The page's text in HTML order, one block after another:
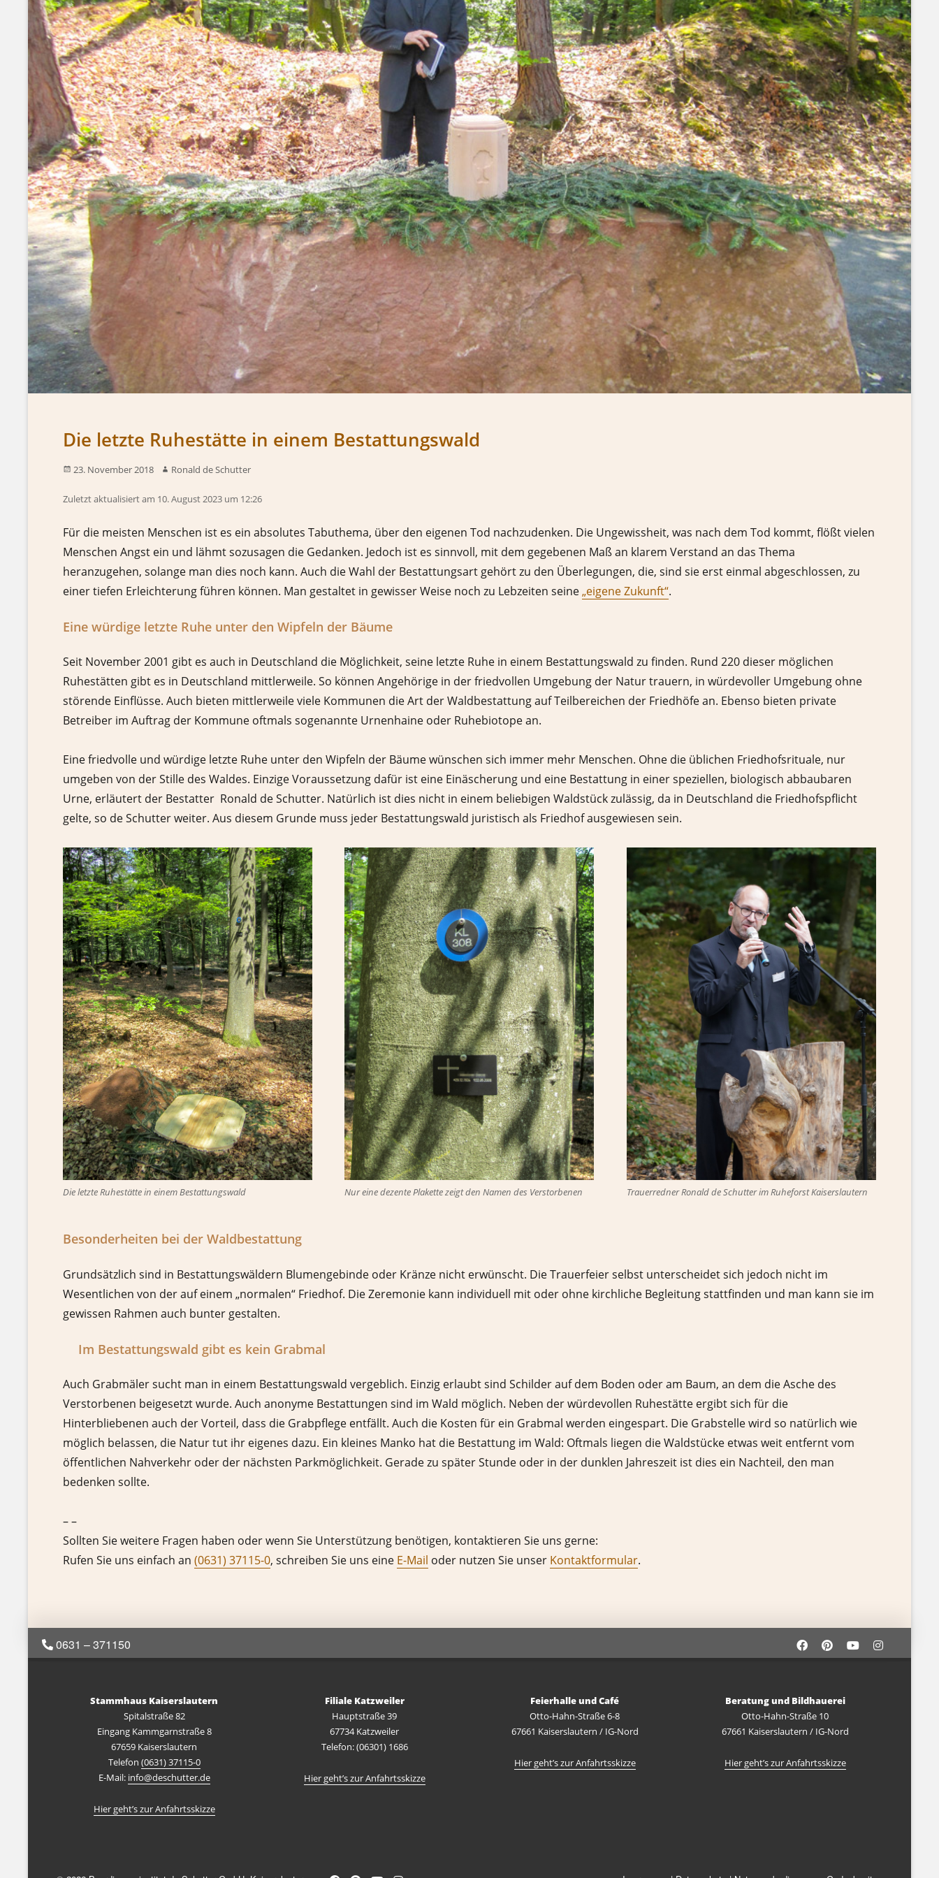
Die letzte Ruhestätte in einem Bestattungswald
23. November 2018 Ronald de Schutter
Zuletzt aktualisiert am 10. August 2023 um 12:26
Für die meisten Menschen ist es ein absolutes Tabuthema, über den eigenen Tod nachzudenken. Die Ungewissheit, was nach dem Tod kommt, flößt vielen
Menschen Angst ein und lähmt sozusagen die Gedanken. Jedoch ist es sinnvoll, mit dem gegebenen Maß an klarem Verstand an das Thema
heranzugehen, solange man dies noch kann. Auch die Wahl der Bestattungsart gehört zu den Überlegungen, die, sind sie erst einmal abgeschlossen, zu
einer tiefen Erleichterung führen können. Man gestaltet in gewisser Weise noch zu Lebzeiten seine„eigene Zukunft“.
Eine würdige letzte Ruhe unter den Wipfeln der Bäume
Seit November 2001 gibt es auch in Deutschland die Möglichkeit, seine letzte Ruhe in einem Bestattungswald zu finden. Rund 220 dieser möglichen
Ruhestätten gibt es in Deutschland mittlerweile. So können Angehörige in der friedvollen Umgebung der Natur trauern, in würdevoller Umgebung ohne
störende Einflüsse. Auch bieten mittlerweile viele Kommunen die Art der Waldbestattung auf Teilbereichen der Friedhöfe an. Ebenso bieten private
Betreiber im Auftrag der Kommune oftmals sogenannte Urnenhaine oder Ruhebiotope an.
Eine friedvolle und würdige letzte Ruhe unter den Wipfeln der Bäume wünschen sich immer mehr Menschen. Ohne die üblichen Friedhofsrituale, nur
umgeben von der Stille des Waldes. Einzige Voraussetzung dafür ist eine Einäscherung und eine Bestattung in einer speziellen, biologisch abbaubaren
Urne, erläutert der Bestatter Ronald de Schutter. Natürlich ist dies nicht in einem beliebigen Waldstück zulässig, da in Deutschland die Friedhofspflicht
gelte, so de Schutter weiter. Aus diesem Grunde muss jeder Bestattungswald juristisch als Friedhof ausgewiesen sein.
Die letzte Ruhestätte in einem Bestattungswald Nur eine dezente Plakette zeigt den Namen des Verstorbenen Trauerredner Ronald de Schutter im Ruheforst Kaiserslautern
Besonderheiten bei der Waldbestattung
Grundsätzlich sind in Bestattungswäldern Blumengebinde oder Kränze nicht erwünscht. Die Trauerfeier selbst unterscheidet sich jedoch nicht im
Wesentlichen von der auf einem „normalen“ Friedhof. Die Zeremonie kann individuell mit oder ohne kirchliche Begleitung stattfinden und man kann sie im
gewissen Rahmen auch bunter gestalten.
Im Bestattungswald gibt es kein Grabmal
Auch Grabmäler sucht man in einem Bestattungswald vergeblich. Einzig erlaubt sind Schilder auf dem Boden oder am Baum, an dem die Asche des
Verstorbenen beigesetzt wurde. Auch anonyme Bestattungen sind im Wald möglich. Neben der würdevollen Ruhestätte ergibt sich für die
Hinterbliebenen auch der Vorteil, dass die Grabpflege entfällt. Auch die Kosten für ein Grabmal werden eingespart. Die Grabstelle wird so natürlich wie
möglich belassen, die Natur tut ihr eigenes dazu. Ein kleines Manko hat die Bestattung im Wald: Oftmals liegen die Waldstücke etwas weit entfernt vom
öffentlichen Nahverkehr oder der nächsten Parkmöglichkeit. Gerade zu später Stunde oder in der dunklen Jahreszeit ist dies ein Nachteil, den man
bedenken sollte.
– –
Sollten Sie weitere Fragen haben oder wenn Sie Unterstützung benötigen, kontaktieren Sie uns gerne:
Rufen Sie uns einfach an (0631) 37115-0, schreiben Sie uns eine E-Mail oder nutzen Sie unser Kontaktformular.
0631 – 371150
Stammhaus Kaiserslautern
Spitalstraße 82
Eingang Kammgarnstraße 8
67659 Kaiserslautern
Telefon (0631) 37115-0
E-Mail: info@deschutter.de
Hier geht’s zur Anfahrtsskizze
Filiale Katzweiler
Hauptstraße 39
67734 Katzweiler
Telefon: (06301) 1686
Hier geht’s zur Anfahrtsskizze
Feierhalle und Café
Otto-Hahn-Straße 6-8
67661 Kaiserslautern / IG-Nord
Hier geht’s zur Anfahrtsskizze
Beratung und Bildhauerei
Otto-Hahn-Straße 10
67661 Kaiserslautern / IG-Nord
Hier geht’s zur Anfahrtsskizze